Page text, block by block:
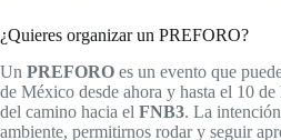
¿Quieres organizar un PREFORO?
Un PREFORO es un evento que
de México desde ahora y hasta el 10
del camino hacia el FNB3. La
ambiente, permitirnos rodar y seguir